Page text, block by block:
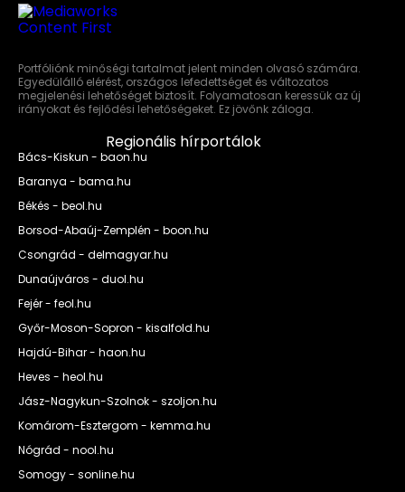
Portfóliónk minőségi tartalmat jelent minden olvasó számára.
Egyedülálló elérést, országos lefedettséget és változatos
megjelenési lehetőséget biztosít. Folyamatosan keressük az új
irányokat és fejlődési lehetőségeket. Ez jövőnk záloga.
Regionális hírportálok
Bács-Kiskun - baon.hu
Baranya - bama.hu
Békés - beol.hu
Borsod-Abaúj-Zemplén - boon.hu
Csongrád - delmagyar.hu
Dunaújváros - duol.hu
Fejér - feol.hu
Győr-Moson-Sopron - kisalfold.hu
Hajdú-Bihar - haon.hu
Heves - heol.hu
Jász-Nagykun-Szolnok - szoljon.hu
Komárom-Esztergom - kemma.hu
Nógrád - nool.hu
Somogy - sonline.hu